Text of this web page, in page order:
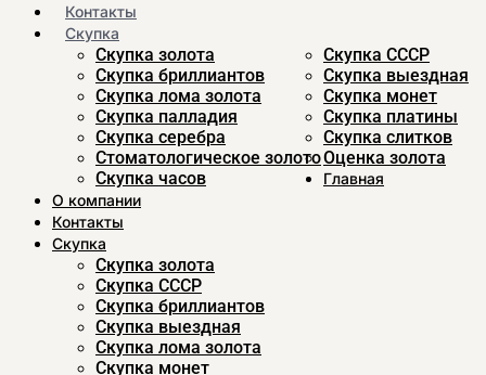
Контакты
Скупка
Скупка золота
Скупка CCСР
Скупка бриллиантов
Скупка выездная
Скупка лома золота
Скупка монет
Скупка палладия
Скупка платины
Скупка серебра
Скупка слитков
Стоматологическое золотоОценка золота
Скупка часов
Главная
О компании
Контакты
Скупка
Скупка золота
Скупка CCСР
Скупка бриллиантов
Скупка выездная
Скупка лома золота
Скупка монет